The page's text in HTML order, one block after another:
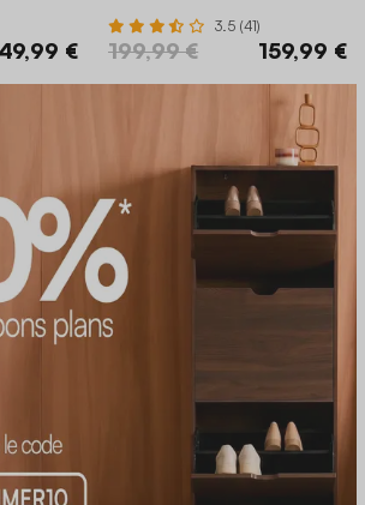
€
3.5 (41)
199,99 € 159,99 €